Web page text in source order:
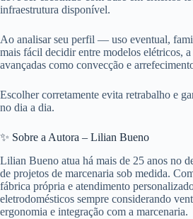
infraestrutura disponível.
Ao analisar seu perfil — uso eventual,
mais fácil decidir entre modelos elétricos,
avançadas como convecção e
Escolher corretamente evita retrabalho e
no dia a dia.
✨ Sobre a Autora – Lilian Bueno
Lilian Bueno atua há mais de 25 anos no
de projetos de marcenaria sob medida.
fábrica própria e atendimento
eletrodomésticos sempre considerando
ergonomia e integração com a marcenaria.